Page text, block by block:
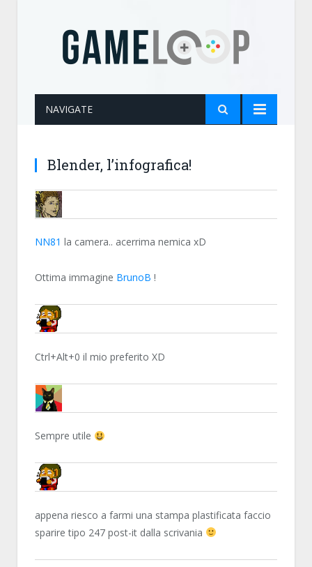
NAVIGATE
Blender, l’infografica!
ALLY
NN81 la camera.. acerrima nemica xD
Ottima immagine BrunoB !
NN81
Ctrl+Alt+0 il mio preferito XD
MARTY87
Sempre utile
NN81
appena riesco a farmi una stampa plastificata faccio
sparire tipo 247 post-it dalla scrivania